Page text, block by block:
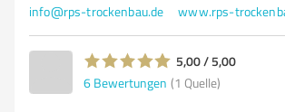
info@rps-trockenbau.de www.rps-
5,00 / 5,00
6 Bewertungen (1 Quelle)